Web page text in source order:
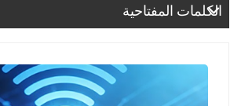
Italiano
Português
الكلمات المفتاحية